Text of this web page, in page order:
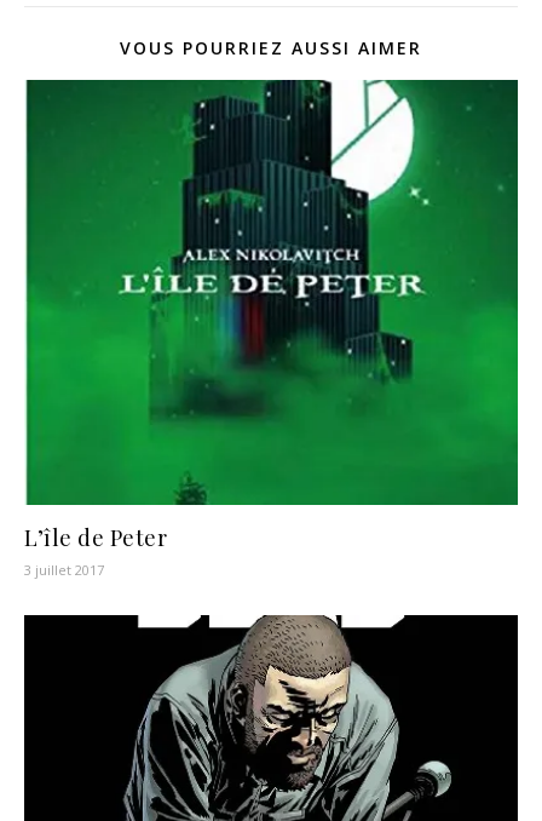
VOUS POURRIEZ AUSSI AIMER
L’île de Peter
3 juillet 2017